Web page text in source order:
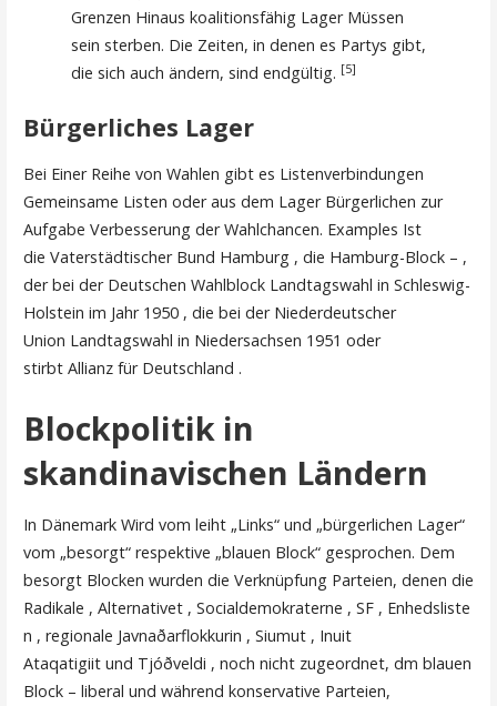
Grenzen Hinaus koalitionsfähig Lager Müssen
sein sterben. Die Zeiten, in denen es Partys gibt,
die sich auch ändern, sind endgültig. [5]
Bürgerliches Lager
Bei Einer Reihe von Wahlen gibt es Listenverbindungen
Gemeinsame Listen oder aus dem Lager Bürgerlichen zur
Aufgabe Verbesserung der Wahlchancen. Examples Ist
die Vaterstädtischer Bund Hamburg , die Hamburg-Block – ,
der bei der Deutschen Wahlblock Landtagswahl in Schleswig-
Holstein im Jahr 1950 , die bei der Niederdeutscher
Union Landtagswahl in Niedersachsen 1951 oder
stirbt Allianz für Deutschland .
Blockpolitik in
skandinavischen Ländern
In Dänemark Wird vom leiht „Links“ und „bürgerlichen Lager“
vom „besorgt“ respektive „blauen Block“ gesprochen. Dem
besorgt Blocken wurden die Verknüpfung Parteien, denen die
Radikale , Alternativet , Socialdemokraterne , SF , Enhedsliste
n , regionale Javnaðarflokkurin , Siumut , Inuit
Ataqatigiit und Tjóðveldi , noch nicht zugeordnet, dm blauen
Block – liberal und während konservative Parteien,